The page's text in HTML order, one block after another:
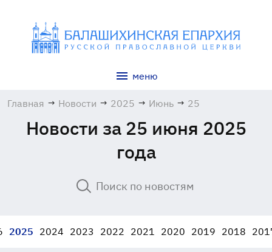
меню
Главная → Новости → 2025 → Июнь → 25
Новости за 25 июня 2025
года
2025 2024 2023 2022 2021 2020 2019 2018